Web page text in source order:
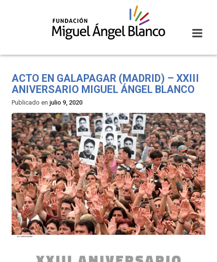
ACTO EN GALAPAGAR (MADRID) – XXIII
ANIVERSARIO MIGUEL ÁNGEL BLANCO
Publicado en julio 9, 2020